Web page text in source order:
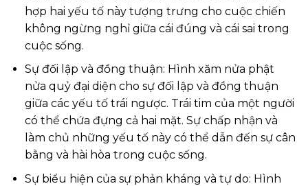
hợp hai yếu tố này tượng trưng cho cuộc chiến
không ngừng nghỉ giữa cái đúng và cái sai trong
cuộc sống.
Sự đối lập và đồng thuận: Hình xăm nửa phật
nửa quỷ đại diện cho sự đối lập và đồng thuận
giữa các yếu tố trái ngược. Trái tim của một người
có thể chứa đựng cả hai mặt. Sự chấp nhận và
làm chủ những yếu tố này có thể dẫn đến sự cân
bằng và hài hòa trong cuộc sống.
Sự biểu hiện của sự phản kháng và tự do: Hình